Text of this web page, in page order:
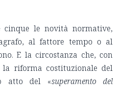
le novità normative,
al fattore tempo o al
E la circostanza che, con
riforma costituzionale del
atto del «superamento del